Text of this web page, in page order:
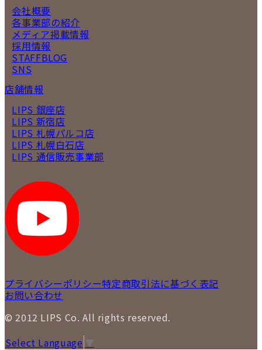
会社概要
各事業部の紹介
メディア掲載情報
採用情報
STAFFBLOG
SNS
店舗情報
LIPS 銀座店
LIPS 新宿店
LIPS 札幌パルコ店
LIPS 札幌白石店
LIPS 通信販売事業部
プライバシーポリシー特定商取引法に基づく表記
お問い合わせ
© 2012 LIPS Co. All rights reserved.
Select Language ▼